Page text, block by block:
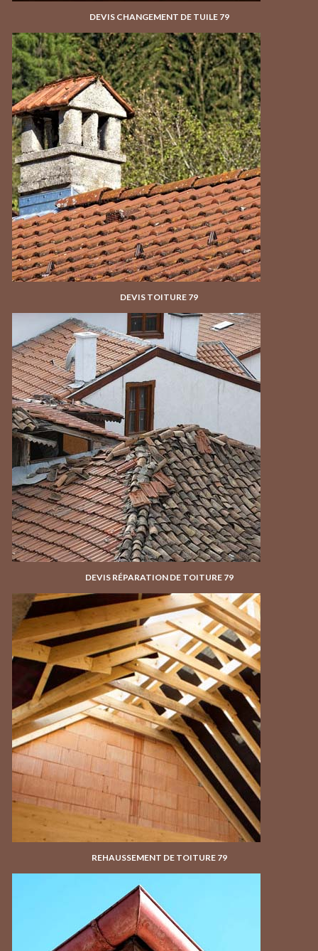
DEVIS CHANGEMENT DE TUILE 79
DEVIS TOITURE 79
DEVIS RÉPARATION DE TOITURE 79
REHAUSSEMENT DE TOITURE 79